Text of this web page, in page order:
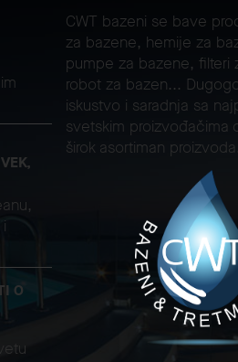
O
CWT bazeni se bave
za bazene, hemije za
pumpe za bazene, filteri
robot za bazen...
iskustvo i saradnja sa
svetskim proizvođačima
širok asortiman proizvoda.